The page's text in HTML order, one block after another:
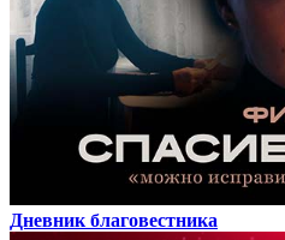
Дневник благовестника